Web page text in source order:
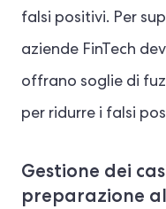
falsi positivi. Per
aziende FinTech
offrano soglie di
per ridurre i falsi
Gestione dei
preparazione